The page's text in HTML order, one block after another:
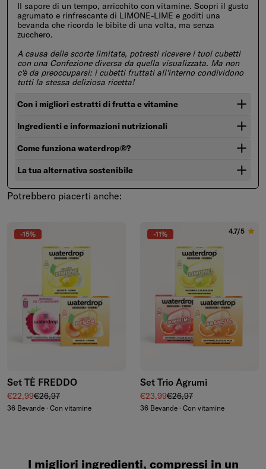
Il sapore di un tempo, arricchito con vitamine. Scopri il gusto
agrumato e rinfrescante di LIMONE-LIME e goditi una
bevanda che ricorda le bibite di una volta, ma senza
zucchero.
A causa delle scorte limitate, potresti ricevere i tuoi cubetti
con una Confezione diversa da quella visualizzata. Ma non
c'è da preoccuparsi: i cubetti fruttati all'interno condividono
tutti la stessa deliziosa ricetta!
Con i migliori estratti di frutta e vitamine
Ingredienti e informazioni nutrizionali
Come funziona waterdrop®?
La tua alternativa sostenibile
Potrebbero piacerti anche:
-15%
Set TÈ FREDDO
Prezzo di vendita
€22,99Prezzo regolare
€26,97
36 Bevande · Con vitamine
-11% 4.7/5
Set Trio Agrumi
Prezzo di vendita
€23,99Prezzo regolare
€26,97
36 Bevande · Con vitamine
I migliori ingredienti, compressi in un